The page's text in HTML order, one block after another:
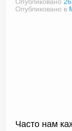
Опубликовано в
Часто нам